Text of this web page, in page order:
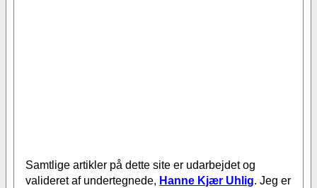
Samtlige artikler på dette site er udarbejdet og
valideret af undertegnede, Hanne Kjær Uhlig . Jeg er